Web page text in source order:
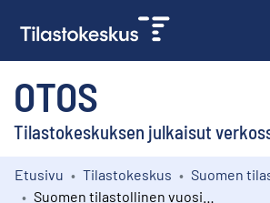
OTOS
Tilastokeskuksen julkaisut
Kokoelmat
Etusivu Tilastokeskus